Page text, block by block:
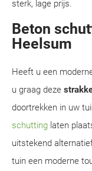
sterk, lage prijs.
Beton
Heelsum
Heeft u een
u graag deze
doortrekken in uw
schutting laten
uitstekend
tuin een moderne